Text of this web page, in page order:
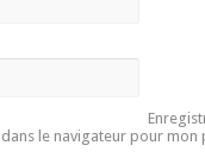
le navigateur pour mon